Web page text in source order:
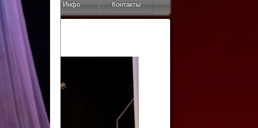
прожектор Инфо Контакты